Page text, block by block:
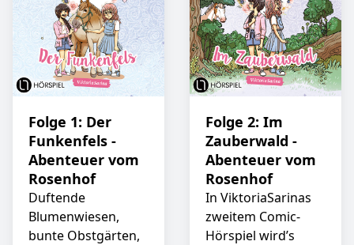
Folge 1: Der
Funkenfels -
Abenteuer vom
Rosenhof
Duftende
Blumenwiesen,
bunte Obstgärten,
Folge 2: Im
Zauberwald -
Abenteuer vom
Rosenhof
In ViktoriaSarinas
zweitem Comic-
Hörspiel wird’s